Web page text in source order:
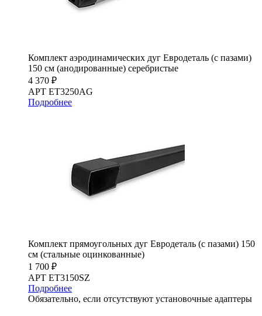
Комплект аэродинамических дуг Евродеталь (с пазами)
150 см (анодированные) серебристые
4 370 ₽
АРТ ET3250AG
Подробнее
Комплект прямоугольных дуг Евродеталь (с пазами) 150
см (стальные оцинкованные)
1 700 ₽
АРТ ET3150SZ
Подробнее
Обязательно, если отсутствуют установочные адаптеры